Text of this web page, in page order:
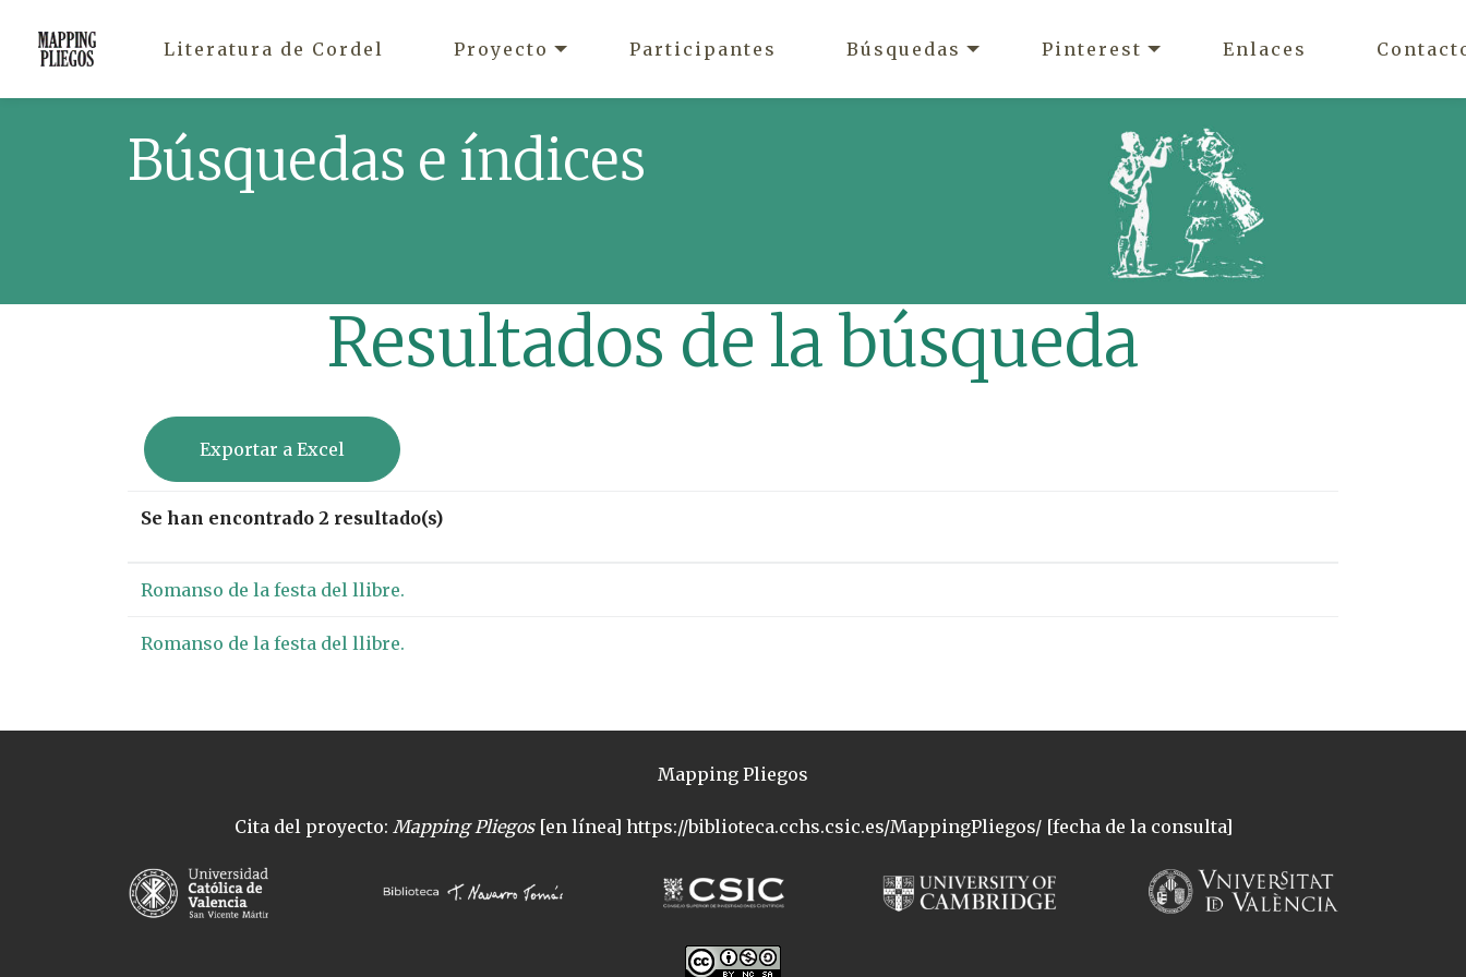
Literatura de Cordel Proyecto Participantes Búsquedas Pinterest Enlaces
Búsquedas e índices
Resultados de la búsqueda
Exportar a Excel
Se han encontrado 2 resultado(s)
Romanso de la festa del llibre.
Romanso de la festa del llibre.
Mapping Pliegos
Cita del proyecto: Mapping Pliegos[en línea] https://biblioteca.cchs.csic.es/MappingPliegos/ [fecha de la consulta]